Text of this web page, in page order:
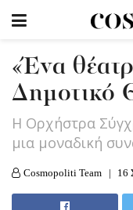
«Ένα
Δημοτικό
Η Ορχήστρα
μια μοναδική
Cosmopoliti Team 16